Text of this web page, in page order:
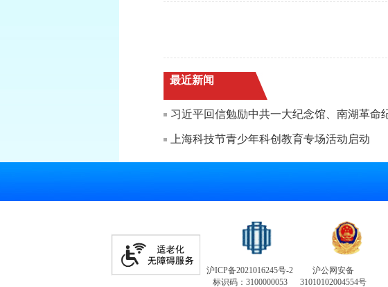
最近新闻
习近平回信勉励中共一大纪念馆、南湖革命
上海科技节青少年科创教育专场活动启动
沪ICP备2021016245号-2
标识码：3100000053
沪公网安备
31010102004554号